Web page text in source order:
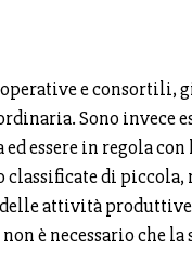
e consortili,
Sono invece
essere in regola
di
attività produttive
è necessario che